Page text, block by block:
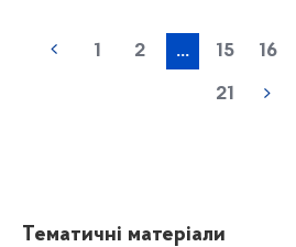
1 2 ... 15 16
21
Тематичні матеріали